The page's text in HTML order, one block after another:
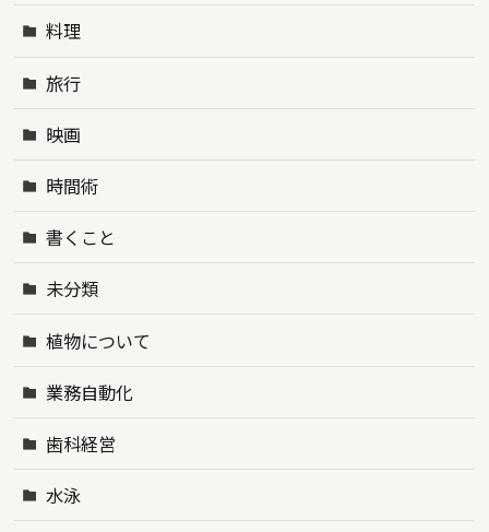
料理
旅行
映画
時間術
書くこと
未分類
植物について
業務自動化
歯科経営
水泳